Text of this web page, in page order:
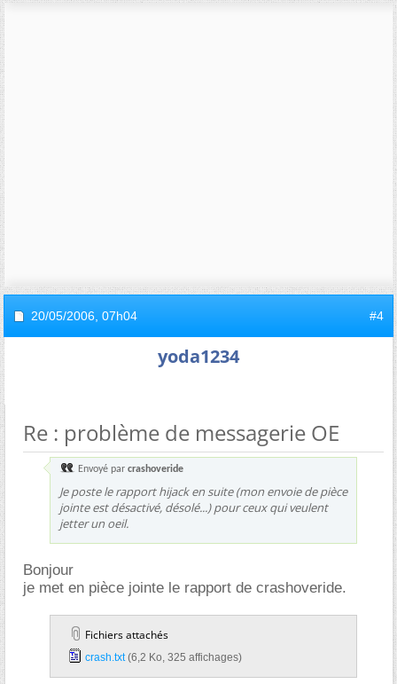
20/05/2006, 07h04 #4
yoda1234
Re : problème de messagerie OE
Envoyé par crashoveride
Je poste le rapport hijack en suite (mon envoie de pièce
jointe est désactivé, désolé...) pour ceux qui veulent
jetter un oeil.
Bonjour
je met en pièce jointe le rapport de crashoveride.
Fichiers attachés
crash.txt‎ (6,2 Ko, 325 affichages)